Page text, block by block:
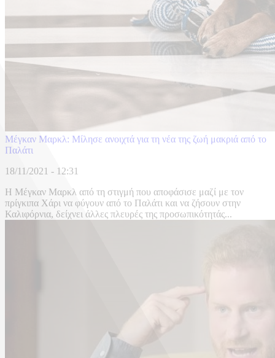
Μέγκαν Μαρκλ: Μίλησε ανοιχτά για τη νέα της ζωή μακριά από το
Παλάτι
18/11/2021 - 12:31
Η Μέγκαν Μαρκλ από τη στιγμή που αποφάσισε μαζί με τον
πρίγκιπα Χάρι να φύγουν από το Παλάτι και να ζήσουν στην
Καλιφόρνια, δείχνει άλλες πλευρές της προσωπικότητάς...